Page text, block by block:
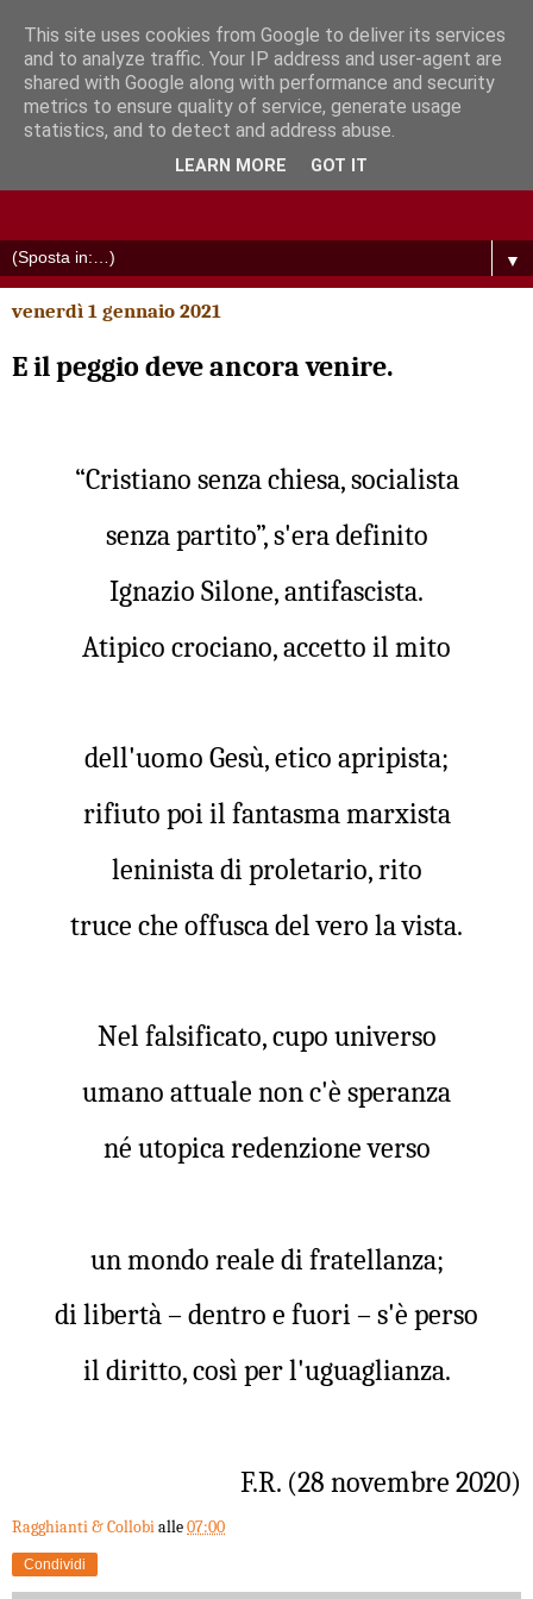
▼
venerdì 1 gennaio 2021
E il peggio deve ancora venire.
“Cristiano senza chiesa, socialista
senza partito”, s'era definito
Ignazio Silone, antifascista.
Atipico crociano, accetto il mito
dell'uomo Gesù, etico apripista;
rifiuto poi il fantasma marxista
leninista di proletario, rito
truce che offusca del vero la vista.
Nel falsificato, cupo universo
umano attuale non c'è speranza
né utopica redenzione verso
un mondo reale di fratellanza;
di libertà – dentro e fuori – s'è perso
il diritto, così per l'uguaglianza.
F.R. (28 novembre 2020)
Ragghianti & Collobialle07:00
Condividi
This site uses cookies from Google to deliver its services
and to analyze traffic. Your IP address and user-agent are
shared with Google along with performance and security
metrics to ensure quality of service, generate usage
statistics, and to detect and address abuse.
LEARN MORE GOT IT